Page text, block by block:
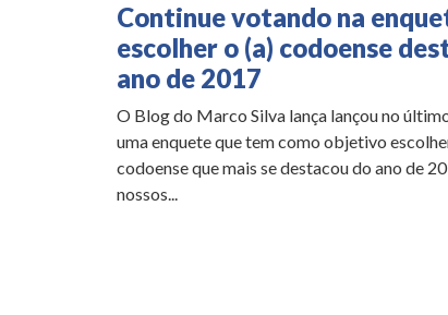
Continue votando na
escolher o (a) codoense
ano de 2017
O Blog do Marco Silva lança lançou no
uma enquete que tem como objetivo
codoense que mais se destacou do ano de
nossos...